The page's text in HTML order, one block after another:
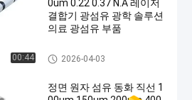
00:44
0um 0.22 0.37 N.A 레이저
결합기 광섬유 광학 솔루션
의료 광섬유 부품
벌거벗은 광섬유
2026-04-03
정면 원자 섬유 동화 직선 1